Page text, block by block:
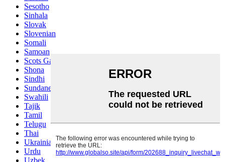
Sesotho
Sinhala
Slovak
Slovenian
Somali
Samoan
Scots Gaelic
Shona
Sindhi
Sundanese
Swahili
Tajik
Tamil
Telugu
Thai
Ukrainian
Urdu
Uzbek